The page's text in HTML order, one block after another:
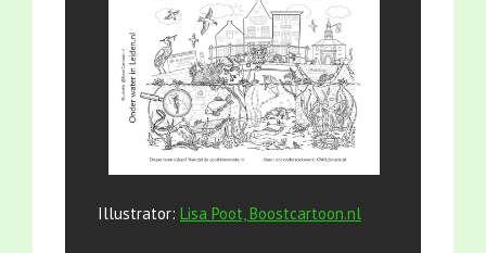
Illustrator: Lisa Poot, Boostcartoon.nl